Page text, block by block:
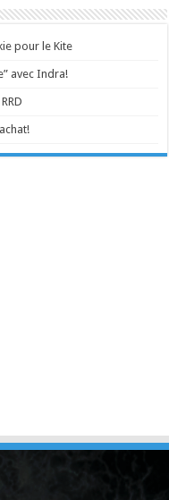
pour le Kite
avec Indra!